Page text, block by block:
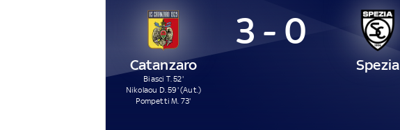
Catanzaro
Biasci T. 52'
Nikolaou D. 59' (Aut.)
Pompetti M. 73'
3 - 0
Spezia